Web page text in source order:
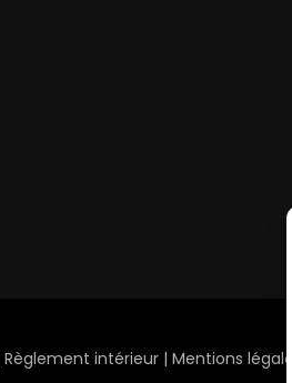
Règlement intérieur| Mentions légales